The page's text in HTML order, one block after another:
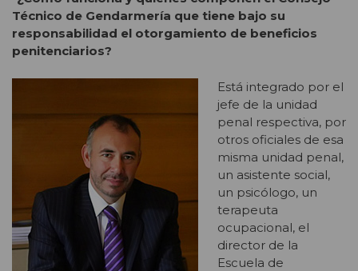
Técnico de Gendarmería que tiene bajo su
responsabilidad el otorgamiento de beneficios
penitenciarios?
Está integrado por el
jefe de la unidad
penal respectiva, por
otros oficiales de esa
misma unidad penal,
un asistente social,
un psicólogo, un
terapeuta
ocupacional, el
director de la
Escuela de